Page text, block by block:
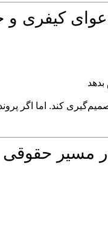
کیفری
کند. اما اگر
مسیر